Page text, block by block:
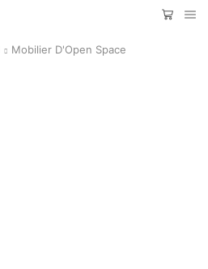
Mobilier D'Open Space